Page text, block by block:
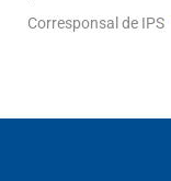
Corresponsal de IPS